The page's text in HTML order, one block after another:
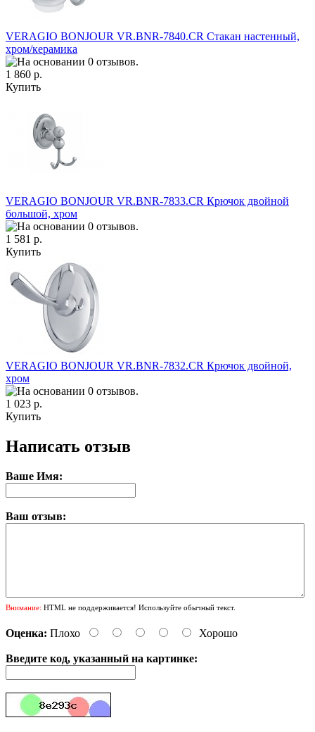
VERAGIO BONJOUR VR.BNR-7840.CR Стакан настенный,
хром/керамика
1 860 р.
Купить
VERAGIO BONJOUR VR.BNR-7833.CR Крючок двойной
большой, хром
1 581 р.
Купить
VERAGIO BONJOUR VR.BNR-7832.CR Крючок двойной,
хром
1 023 р.
Купить
Написать отзыв
Ваше Имя:
Ваш отзыв:
Внимание: HTML не поддерживается! Используйте обычный текст.
Оценка: Плохо Хорошо
Введите код, указанный на картинке: